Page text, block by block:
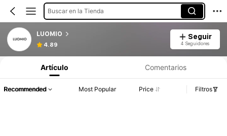
Buscar en la Tienda
LUOMIO
4.89
Seguir
4 Seguidores
Artículo Comentarios
Recommended Most Popular Price Filtros